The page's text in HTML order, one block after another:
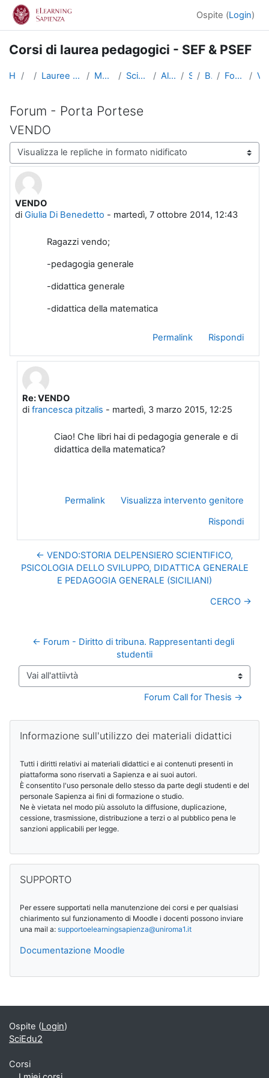
Vai al contenuto principale
Ospite (Login)
Corsi di laurea pedagogici - SEF & PSEF
Home Corsi Lauree triennali, magistrali, a ciclo unico Medicina e Psicologia Scienze dell'Educazione Altri insegnamenti SciEdu2 Benvenuti! Forum - Porta Portese
Forum - Porta Portese
VENDO
Modalità visualizzazione
VENDO
di Giulia Di Benedetto - martedì, 7 ottobre 2014, 12:43
Numero di risposte: 1
Ragazzi vendo;
-pedagogia generale
-didattica generale
-didattica della matematica
Permalink Rispondi
In riposta a Giulia Di Benedetto
Re: VENDO
difrancesca pitzalis - martedì, 3 marzo 2015, 12:25
Ciao! Che libri hai di pedagogia generale e di
didattica della matematica?
Permalink
Visualizza intervento genitore
Rispondi
← VENDO:STORIA DELPENSIERO SCIENTIFICO,
PSICOLOGIA DELLO SVILUPPO, DIDATTICA GENERALE
E PEDAGOGIA GENERALE (SICILIANI)
CERCO →
← Forum - Diritto di tribuna. Rappresentanti degli
studentii
Vai all'attiivtà
Forum Call for Thesis →
Blocchi
Informazione sull'utilizzo dei materiali didattici
Tutti i diritti relativi ai materiali didattici e ai contenuti presenti in
piattaforma sono riservati a Sapienza e ai suoi autori.
È consentito l'uso personale dello stesso da parte degli studenti e del
personale Sapienza ai fini di formazione o studio.
Ne è vietata nel modo più assoluto la diffusione, duplicazione,
cessione, trasmissione, distribuzione a terzi o al pubblico pena le
sanzioni applicabili per legge.
SUPPORTO
Per essere supportati nella manutenzione dei corsi e per qualsiasi
chiarimento sul funzionamento di Moodle i docenti possono inviare
una mail a: supportoelearningsapienza@uniroma1.it
Documentazione Moodle
Blocchi supplementari
Ospite (Login)
SciEdu2
Corsi